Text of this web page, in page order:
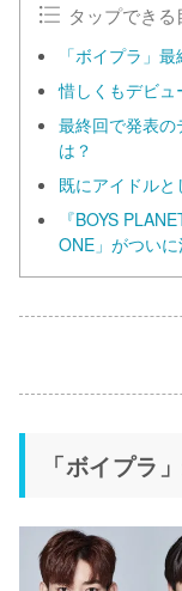
タップできる
「ボイプラ」
惜しくもデビ
最終回で発表
は？
既にアイドル
『BOYS
ONE」がついに
「ボイプラ